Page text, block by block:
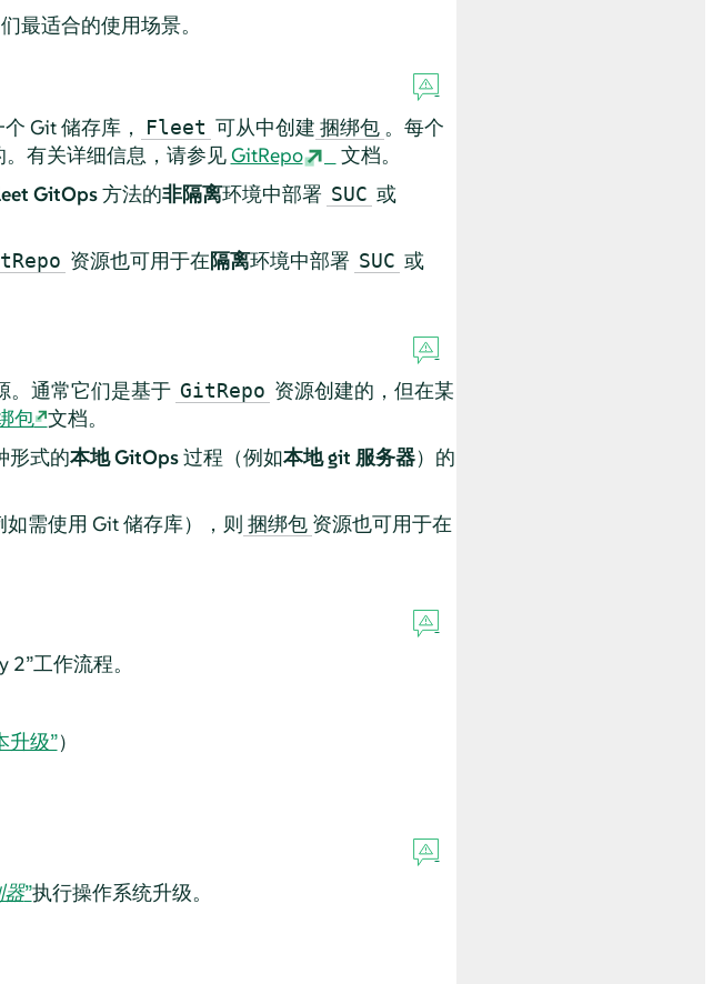
最适合的使用场景。
Git 储存库， Fleet 可从中创建 捆绑包 。每个
有关详细信息，请参见GitRepo
文档。
GitOps方法的非隔离环境中部署 SUC 或
资源也可用于在隔离环境中部署 SUC 或
。通常它们是基于 GitRepo 资源创建的，但在某
包 文档。
形式的本地 GitOps过程（例如本地 git 服务器）的
需使用 Git 储存库），则 捆绑包 资源也可用于在
工作流程。
升级”）
”执行操作系统升级。